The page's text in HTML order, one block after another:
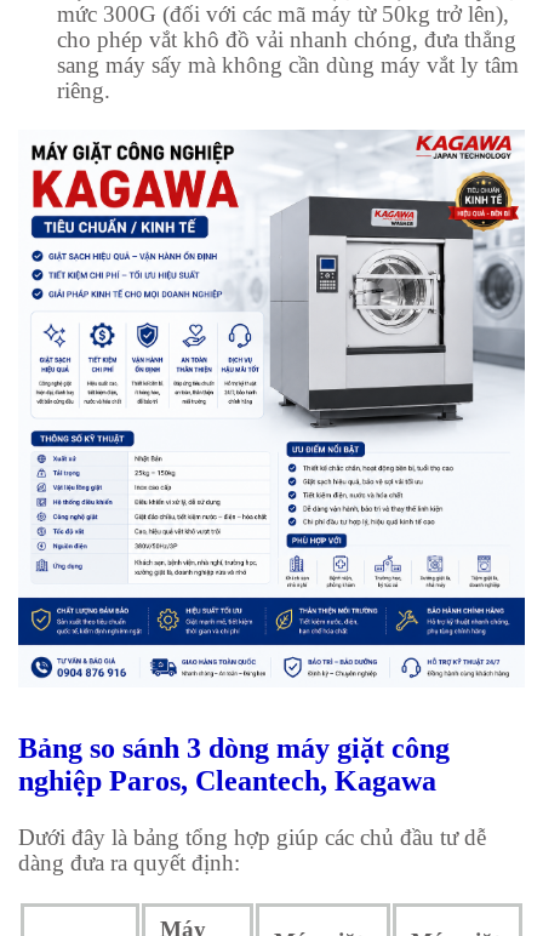
mức 300G (đối với các mã máy từ 50kg trở lên),
cho phép vắt khô đồ vải nhanh chóng, đưa thẳng
sang máy sấy mà không cần dùng máy vắt ly tâm
riêng.
Bảng so sánh 3 dòng máy giặt công
nghiệp Paros, Cleantech, Kagawa
Dưới đây là bảng tổng hợp giúp các chủ đầu tư dễ
dàng đưa ra quyết định:
Máy